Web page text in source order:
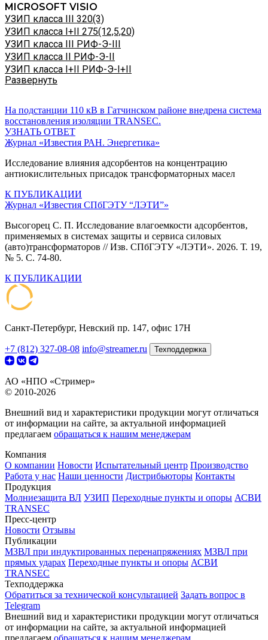
MICROSOFT VISIO
УЗИП класса III 320(3)
УЗИП класса I+II 275(12,5,20)
УЗИП класса III РИФ-Э-III
УЗИП класса II РИФ-Э-II
УЗИП класса I+II РИФ-Э-I+II
Развернуть
На подстанции 110 кВ в Гатчинском районе внедрена система
восстановления изоляции TRANSEC.
УЗНАТЬ ОТВЕТ
Журнал «Известия РАН. Энергетика»
Исследование влияния адсорбентов на концентрацию
антиокислительных присадок трансформаторных масел
К ПУБЛИКАЦИИ
Журнал «Известия СПбГЭТУ “ЛЭТИ”»
Высогорец С. П. Исследование влагоемкости адсорбентов,
применяемых в системах защиты и сервиса силовых
(авто)трансформаторов // Изв. СПбГЭТУ «ЛЭТИ». 2026. Т. 19,
№ 5. С. 74-80.
К ПУБЛИКАЦИИ
Санкт-Петербург, Невский пр. 147, офис 17Н
+7 (812) 327-08-08 info@streamer.ru Техподдержка
АО «НПО «Стример»
© 2010-2026
Внешний вид и характеристики продукции могут отличаться
от информации на сайте, за актуальной информацией
предлагаем обращаться к нашим менеджерам
Компания
О компании Новости Испытательный центр Производство
Работа у нас Наши ценности Дистрибьюторы Контакты
Продукция
Молниезащита ВЛ УЗИП Переходные пункты и опоры АСВИ
TRANSEC
Пресс-центр
Новости Отзывы
Публикации
МЗВЛ при индуктированных перенапряжениях МЗВЛ при
прямых ударах Переходные пункты и опоры АСВИ
TRANSEC
Техподдержка
Обратиться за технической консультацией Задать вопрос в
Telegram
Внешний вид и характеристики продукции могут отличаться
от информации на сайте, за актуальной информацией
предлагаем обращаться к нашим менеджерам